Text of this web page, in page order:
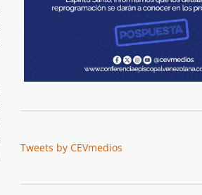
Tweets by CEVmedios